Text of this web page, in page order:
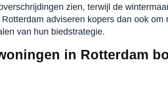
zien, terwijl de
adviseren kopers dan ook om
van hun biedstrategie.
in Rotterdam